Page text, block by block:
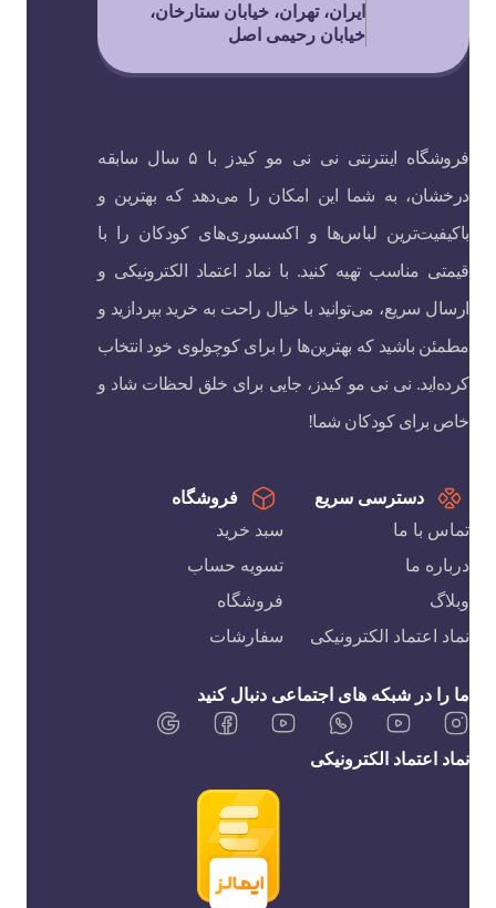
ایران، تهران، خیابان ستارخان،
خیابان رحیمی اصل
فروشگاه اینترنتی نی نی مو کیدز با ۵ سال سابقه
درخشان، به شما این امکان را می‌دهد که بهترین و
باکیفیت‌ترین لباس‌ها و اکسسوری‌های کودکان را با
قیمتی مناسب تهیه کنید. با نماد اعتماد الکترونیکی و
ارسال سریع، می‌توانید با خیال راحت به خرید بپردازید و
مطمئن باشید که بهترین‌ها را برای کوچولوی خود انتخاب
کرده‌اید. نی نی مو کیدز، جایی برای خلق لحظات شاد و
خاص برای کودکان شما!
دسترسی سریع
تماس با ما
درباره ما
وبلاگ
نماد اعتماد الکترونیکی
فروشگاه
سبد خرید
تسویه حساب
فروشگاه
سفارشات
ما را در شبکه های اجتماعی دنبال کنید
نماد اعتماد الکترونیکی